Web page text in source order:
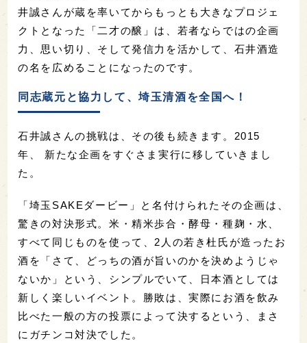
井誠さんが蔵を率いてからもっとも大きなプロジェ
クトとなった「二才の醸」は、若者ならではの企画
力、思い切り、そして発信力を活かして、石井酒造
の名を広めることになったのです。
同志蔵元と協力して、埼玉清酒を全国へ！
石井誠さんの挑戦は、その後も続きます。2015
年、 新たな企画をすぐさま実行に移していきまし
た。
「埼玉SAKEダービー」と名付けられたその企画は、
驚きの対決形式。米・精米歩合・酵母・種麹・水、
すべて同じものを使って、2人の若き杜氏が造ったお
酒を「さて、どっちの酒が旨いのかを決めようじゃ
ないか」という、シンプルでいて、日本酒としては
新しく楽しいイベント。勝敗は、実際にお酒を飲み
比べた一般の方の投票によって決するという、まさ
にガチンコ対決でした。